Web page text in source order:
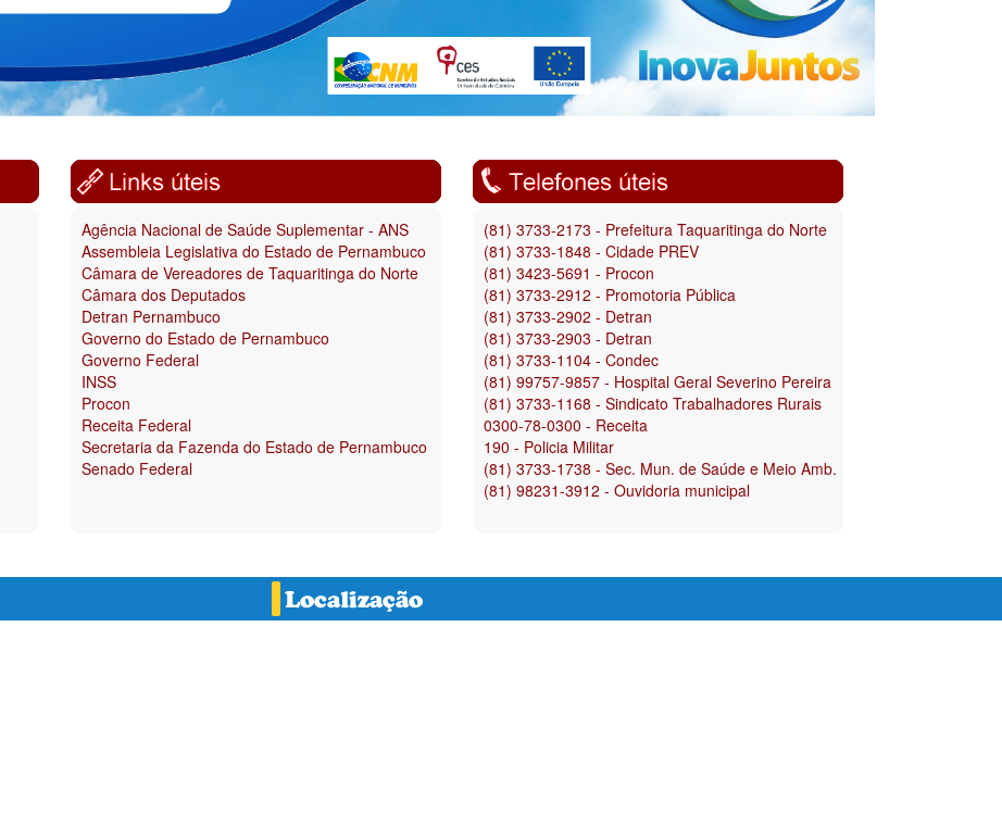
Agência Nacional de Saúde Suplementar - ANS
Assembleia Legislativa do Estado de Pernambuco
Câmara de Vereadores de Taquaritinga do Norte
Câmara dos Deputados
Detran Pernambuco
Governo do Estado de Pernambuco
Governo Federal
INSS
Procon
Receita Federal
Secretaria da Fazenda do Estado de Pernambuco
Senado Federal
(81) 3733-2173 - Prefeitura Taquaritinga do Norte
(81) 3733-1848 - Cidade PREV
(81) 3423-5691 - Procon
(81) 3733-2912 - Promotoria Pública
(81) 3733-2902 - Detran
(81) 3733-2903 - Detran
(81) 3733-1104 - Condec
(81) 99757-9857 - Hospital Geral Severino Pereira
(81) 3733-1168 - Sindicato Trabalhadores Rurais
0300-78-0300 - Receita
190 - Policia Militar
(81) 3733-1738 - Sec. Mun. de Saúde e Meio Amb.
(81) 98231-3912 - Ouvidoria municipal